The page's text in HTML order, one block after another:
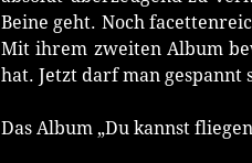
Beine geht. Noch
Mit ihrem zweiten Album
hat. Jetzt darf man
Das Album „Du kannst